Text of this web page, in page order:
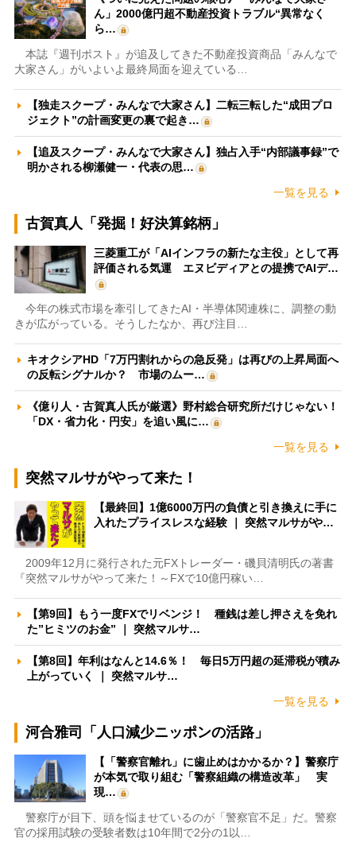
ん」2000億円超不動産投資トラブル“異常なく
ら…
本誌『週刊ポスト』が追及してきた不動産投資商品「みんなで
大家さん」がいよいよ最終局面を迎えている…
【独走スクープ・みんなで大家さん】二転三転した“成田プロ
ジェクト”の計画変更の裏で起き…
【追及スクープ・みんなで大家さん】独占入手“内部議事録”で
明かされる柳瀬健一・代表の思…
一覧を見る
古賀真人「発掘！好決算銘柄」
三菱重工が「AIインフラの新たな主役」として再
評価される気運 エヌビディアとの提携でAIデ…
今年の株式市場を牽引してきたAI・半導体関連株に、調整の動
きが広がっている。そうしたなか、再び注目…
キオクシアHD「7万円割れからの急反発」は再びの上昇局面へ
の反転シグナルか？ 市場のムー…
《億り人・古賀真人氏が厳選》野村総合研究所だけじゃない！
「DX・省力化・円安」を追い風に…
一覧を見る
突然マルサがやって来た！
【最終回】1億6000万円の負債と引き換えに手に
入れたプライスレスな経験 ｜ 突然マルサがや…
2009年12月に発行された元FXトレーダー・磯貝清明氏の著書
『突然マルサがやって来た！～FXで10億円稼い…
【第9回】もう一度FXでリベンジ！ 種銭は差し押さえを免れ
た”ヒミツのお金” ｜ 突然マルサ…
【第8回】年利はなんと14.6％！ 毎日5万円超の延滞税が積み
上がっていく ｜ 突然マルサ…
一覧を見る
河合雅司「人口減少ニッポンの活路」
【「警察官離れ」に歯止めはかかるか？】警察庁
が本気で取り組む「警察組織の構造改革」 実
現…
警察庁が目下、頭を悩ませているのが「警察官不足」だ。警察
官の採用試験の受験者数は10年間で2分の1以…